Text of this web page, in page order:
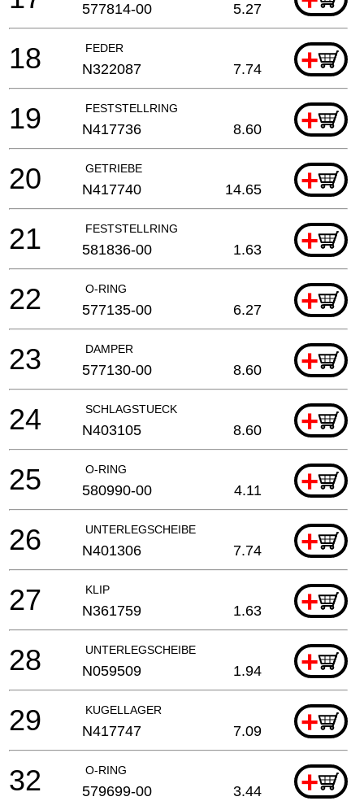
577814-00 5.27
FEDER +
18 N322087 7.74
FESTSTELLRING +
19 N417736 8.60
GETRIEBE +
20 N417740 14.65
FESTSTELLRING +
21 581836-00 1.63
O-RING +
22 577135-00 6.27
DAMPER +
23 577130-00 8.60
SCHLAGSTUECK +
24 N403105 8.60
O-RING +
25 580990-00 4.11
UNTERLEGSCHEIBE +
26 N401306 7.74
KLIP +
27 N361759 1.63
UNTERLEGSCHEIBE +
28 N059509 1.94
KUGELLAGER +
29 N417747 7.09
O-RING +
32 579699-00 3.44